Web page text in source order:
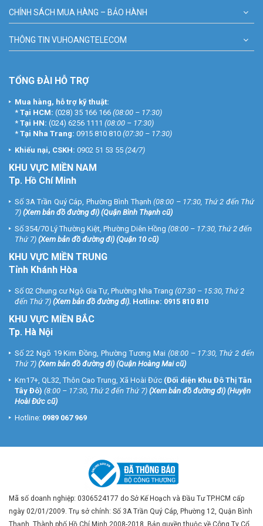
CHÍNH SÁCH MUA HÀNG – BẢO HÀNH
THÔNG TIN VUHOANGTELECOM
TỔNG ĐÀI HỖ TRỢ
Mua hàng, hỗ trợ kỹ thuật:
* Tại HCM: (028) 35 166 166 (08:00 – 17:30)
* Tại HN: (024) 6256 1111 (08:00 – 17:30)
* Tại Nha Trang: 0915 810 810 (07:30 – 17:30)
Khiếu nại, CSKH: 0902 51 53 55 (24/7)
KHU VỰC MIỀN NAM
Tp. Hồ Chí Minh
Số 3A Trần Quý Cáp, Phường Bình Thạnh (08:00 – 17:30, Thứ 2 đến Thứ
7) (Xem bản đồ đường đi) (Quận Bình Thạnh cũ)
Số 354/70 Lý Thường Kiệt, Phường Diên Hồng (08:00 – 17:30, Thứ 2 đến
Thứ 7) (Xem bản đồ đường đi) (Quận 10 cũ)
KHU VỰC MIỀN TRUNG
Tỉnh Khánh Hòa
Số 02 Chung cư Ngô Gia Tự, Phường Nha Trang (07:30 – 15:30, Thứ 2
đến Thứ 7) (Xem bản đồ đường đi). Hotline: 0915 810 810
KHU VỰC MIỀN BẮC
Tp. Hà Nội
Số 22 Ngõ 19 Kim Đồng, Phường Tương Mai (08:00 – 17:30, Thứ 2 đến
Thứ 7) (Xem bản đồ đường đi) (Quận Hoàng Mai cũ)
Km17+, QL32, Thôn Cao Trung, Xã Hoài Đức (Đối diện Khu Đô Thị Tân
Tây Đô) (8:00 – 17:30, Thứ 2 đến Thứ 7) (Xem bản đồ đường đi) (Huyện
Hoài Đức cũ)
Hotline: 0989 067 969
Mã số doanh nghiệp: 0306524177 do Sở Kế Hoạch và Đầu Tư TP.HCM cấp
ngày 02/01/2009. Trụ sở chính: Số 3A Trần Quý Cáp, Phường 12, Quận Bình
Thạnh, Thành phố Hồ Chí Minh 2008-2018. Bản quyền thuộc về Công Ty Cổ